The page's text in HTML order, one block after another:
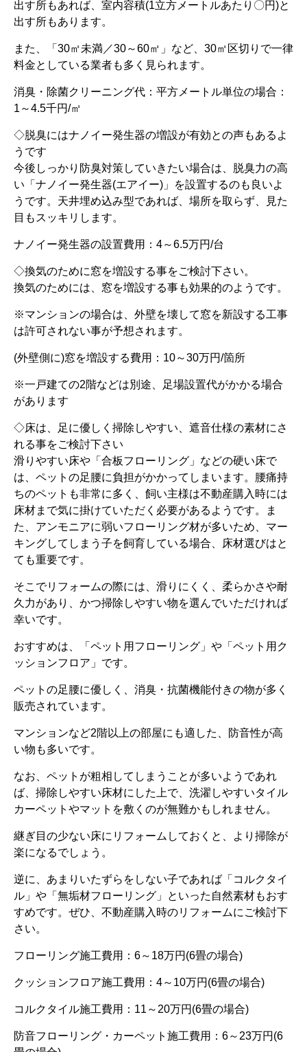
出す所もあれば、室内容積(1立方メートルあたり〇円)と
出す所もあります。
また、「30㎡未満／30～60㎡」など、30㎡区切りで一律
料金としている業者も多く見られます。
消臭・除菌クリーニング代：平方メートル単位の場合：
1～4.5千円/㎡
◇脱臭にはナノイー発生器の増設が有効との声もあるよ
うです
今後しっかり防臭対策していきたい場合は、脱臭力の高
い「ナノイー発生器(エアイー)」を設置するのも良いよ
うです。天井埋め込み型であれば、場所を取らず、見た
目もスッキリします。
ナノイー発生器の設置費用：4～6.5万円/台
◇換気のために窓を増設する事をご検討下さい。
換気のためには、窓を増設する事も効果的のようです。
※マンションの場合は、外壁を壊して窓を新設する工事
は許可されない事が予想されます。
(外壁側に)窓を増設する費用：10～30万円/箇所
※一戸建ての2階などは別途、足場設置代がかかる場合
があります
◇床は、足に優しく掃除しやすい、遮音仕様の素材にさ
れる事をご検討下さい
滑りやすい床や「合板フローリング」などの硬い床で
は、ペットの足腰に負担がかかってしまいます。腰痛持
ちのペットも非常に多く、飼い主様は不動産購入時には
床材まで気に掛けていただく必要があるようです。ま
た、アンモニアに弱いフローリング材が多いため、マー
キングしてしまう子を飼育している場合、床材選びはと
ても重要です。
そこでリフォームの際には、滑りにくく、柔らかさや耐
久力があり、かつ掃除しやすい物を選んでいただければ
幸いです。
おすすめは、「ペット用フローリング」や「ペット用ク
ッションフロア」です。
ペットの足腰に優しく、消臭・抗菌機能付きの物が多く
販売されています。
マンションなど2階以上の部屋にも適した、防音性が高
い物も多いです。
なお、ペットが粗相してしまうことが多いようであれ
ば、掃除しやすい床材にした上で、洗濯しやすいタイル
カーペットやマットを敷くのが無難かもしれません。
継ぎ目の少ない床にリフォームしておくと、より掃除が
楽になるでしょう。
逆に、あまりいたずらをしない子であれば「コルクタイ
ル」や「無垢材フローリング」といった自然素材もおす
すめです。ぜひ、不動産購入時のリフォームにご検討下
さい。
フローリング施工費用：6～18万円(6畳の場合)
クッションフロア施工費用：4～10万円(6畳の場合)
コルクタイル施工費用：11～20万円(6畳の場合)
防音フローリング・カーペット施工費用：6～23万円(6